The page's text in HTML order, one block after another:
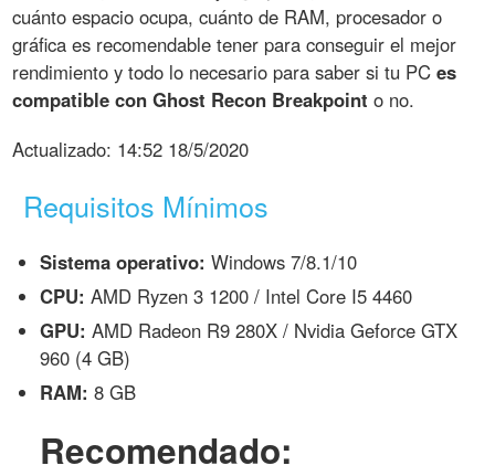
cuánto espacio ocupa, cuánto de RAM, procesador o
gráfica es recomendable tener para conseguir el mejor
rendimiento y todo lo necesario para saber si tu PCes
compatible con Ghost Recon Breakpoint o no.
Actualizado: 14:52 18/5/2020
Requisitos Mínimos
Sistema operativo: Windows 7/8.1/10
CPU: AMD Ryzen 3 1200 / Intel Core I5 4460
GPU: AMD Radeon R9 280X / Nvidia Geforce GTX
960 (4 GB)
RAM: 8 GB
Recomendado: